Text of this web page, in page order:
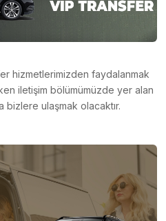
hizmetlerimizden faydalanmak
iletişim bölümümüzde yer alan
bizlere ulaşmak olacaktır.